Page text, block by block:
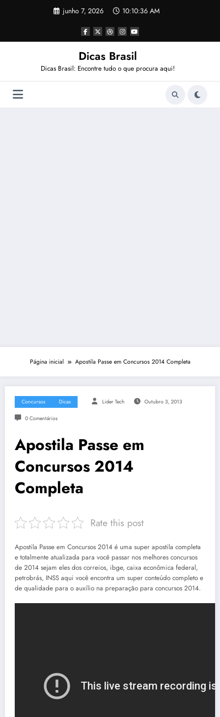
junho 7, 2026 10:10:37 AM
Dicas Brasil
Dicas Brasil: Encontre tudo o que procura aqui!
Página inicial Apostila Passe em Concursos 2014 Completa
Concursos Dicas Lider Tech Outubro 3, 2013
0 Comentários
Apostila Passe em
Concursos 2014
Completa
Rate this post
Apostila Passe em Concursos 2014 é uma super apostila completa
e totalmente atualizada para você passar nos melhores concursos
de 2014 sejam eles dos correios, ibge, caixa econômica federal,
petrobrás, INSS aqui você encontra um super conteúdo completo e
de qualidade para o auxílio na preparação para concursos 2014.